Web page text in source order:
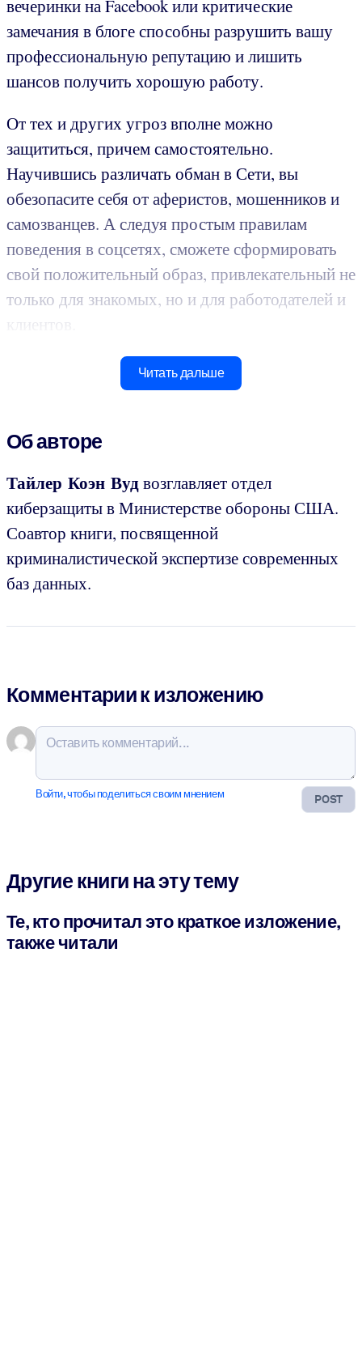
вечеринки на Facebook или критические
замечания в блоге способны разрушить вашу
профессиональную репутацию и лишить
шансов получить хорошую работу.
От тех и других угроз вполне можно
защититься, причем самостоятельно.
Научившись различать обман в Сети, вы
обезопасите себя от аферистов, мошенников и
самозванцев. А следуя простым правилам
поведения в соцсетях, сможете сформировать
свой положительный образ, привлекательный не
только для знакомых, но и для работодателей и
Читать дальше
Об авторе
Тайлер Коэн Вудвозглавляет отдел
киберзащиты в Министерстве обороны США.
Соавтор книги, посвященной
криминалистической экспертизе современных
баз данных.
Комментарии к изложению
POST
Войти, чтобы поделиться своим мнением
Другие книги на эту тему
Те, кто прочитал это краткое изложение,
также читали